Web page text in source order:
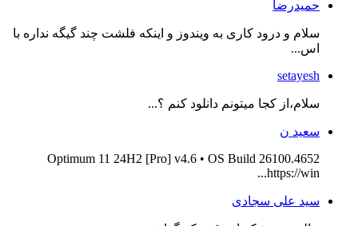
حمیدرضا
سلام و درود کاری به ویندوز و اینکه فلشت چند گیگه نداره با
اس...
setayesh
سلام،از کجا میتونم دانلود کنم ؟...
سعید ن
Optimum 11 24H2 [Pro] v4.6 • OS Build 26100.4652
https://win...
سید علی سجادی